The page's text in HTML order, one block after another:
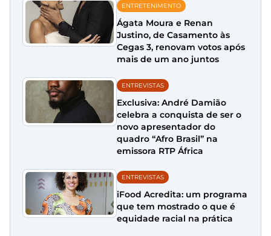
ENTRETENIMENTO
Ágata Moura e Renan
Justino, de Casamento às
Cegas 3, renovam votos após
mais de um ano juntos
ENTREVISTAS
Exclusiva: André Damião
celebra a conquista de ser o
novo apresentador do
quadro “Afro Brasil” na
emissora RTP África
ENTREVISTAS
iFood Acredita: um programa
que tem mostrado o que é
equidade racial na prática